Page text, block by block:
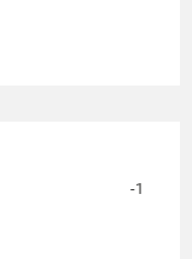
-1